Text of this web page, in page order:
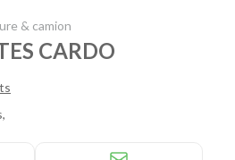
& camion
CARDO